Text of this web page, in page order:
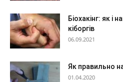
Біохакінг: як і
кіборгів
06.09.2021
Як правильно
01.04.2020